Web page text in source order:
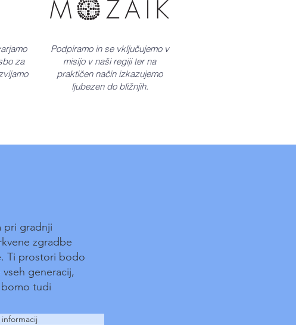
za
Podpiramo in se vključujemo v
misijo v naši regiji ter na
praktičen način izkazujemo
ljubezen do bližnjih.
pri gradnji
zgradbe
Ti prostori bodo
generacij,
bomo tudi
informacij